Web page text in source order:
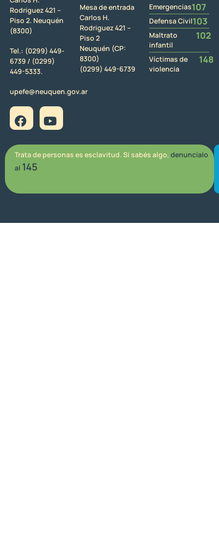
Rodriguez 421 –
Piso 2. Neuquén
(8300)
Tel.: (0299) 449-
6739 / (0299)
449-5333.
upefe@neuquen.gov.ar
Mesa de entrada
Carlos H.
Rodriguez 421 –
Piso 2
Neuquén (CP:
8300)
(0299) 449-6739
Emergencias107
Defensa Civil103
Maltrato
infantil
102
Víctimas de
violencia
148
Trata de personas es esclavitud. Si sabés algo, denuncialo
al 145